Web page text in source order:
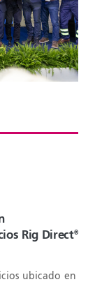
Rig Direct®
ubicado en